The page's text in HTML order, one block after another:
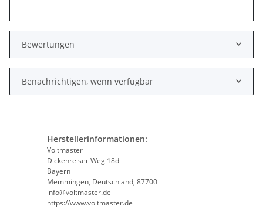
Bewertungen
Benachrichtigen, wenn verfügbar
Herstellerinformationen:
Voltmaster
Dickenreiser Weg 18d
Bayern
Memmingen, Deutschland, 87700
info@voltmaster.de
https://www.voltmaster.de